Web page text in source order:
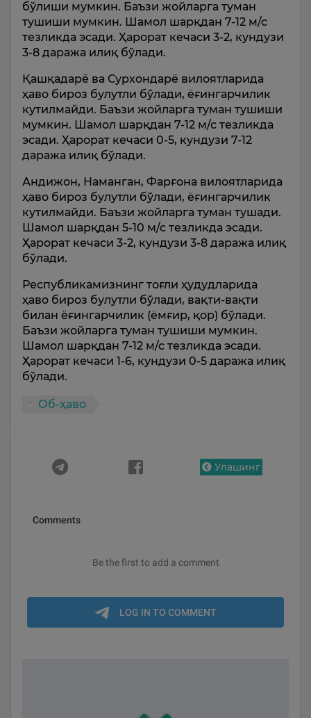
бўлиши мумкин. Баъзи жойларга туман
тушиши мумкин. Шамол шарқдан 7-12 м/с
тезликда эсади. Ҳарорат кечаси 3-2, кундузи
3-8 даража илиқ бўлади.
Қашқадарё ва Сурхондарё вилоятларида
ҳаво бироз булутли бўлади, ёғингарчилик
кутилмайди. Баъзи жойларга туман тушиши
мумкин. Шамол шарқдан 7-12 м/с тезликда
эсади. Ҳарорат кечаси 0-5, кундузи 7-12
даража илиқ бўлади.
Андижон, Наманган, Фарғона вилоятларида
ҳаво бироз булутли бўлади, ёғингарчилик
кутилмайди. Баъзи жойларга туман тушади.
Шамол шарқдан 5-10 м/с тезликда эсади.
Ҳарорат кечаси 3-2, кундузи 3-8 даража илиқ
бўлади.
Республикамизнинг тоғли ҳудудларида
ҳаво бироз булутли бўлади, вақти-вақти
билан ёғингарчилик (ёмғир, қор) бўлади.
Баъзи жойларга туман тушиши мумкин.
Шамол шарқдан 7-12 м/с тезликда эсади.
Ҳарорат кечаси 1-6, кундузи 0-5 даража илиқ
бўлади.
Об-ҳаво
Улашинг